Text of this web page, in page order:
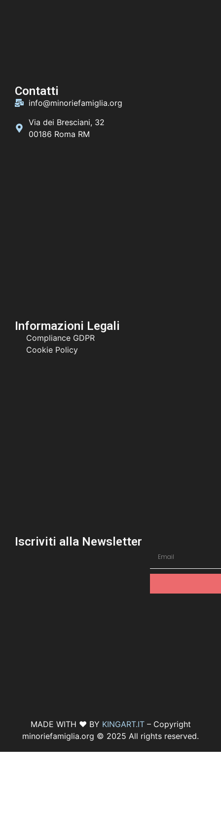
Contatti
info@minoriefamiglia.org
Via dei Bresciani, 32
00186 Roma RM
Informazioni Legali
Compliance GDPR
Cookie Policy
Iscriviti alla Newsletter
MADE WITH ♥ BY KINGART.IT– Copyright
minoriefamiglia.org © 2025 All rights reserved.